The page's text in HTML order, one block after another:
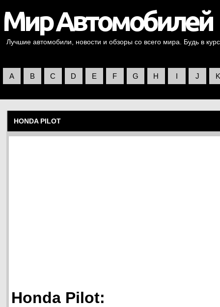
Лучшие автомобили, новости и обзоры со всего мира. Будь в
A B C D E F G H I J K
HONDA PILOT
Honda Pilot: